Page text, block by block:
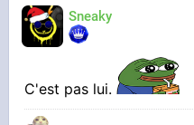
Sneaky
C'est pas lui.